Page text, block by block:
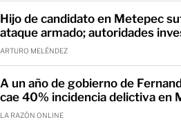
Hijo de candidato en Metepec
ataque armado; autoridades
ARTURO MELÉNDEZ
A un año de gobierno de
cae 40% incidencia delictiva en
LA RAZÓN ONLINE